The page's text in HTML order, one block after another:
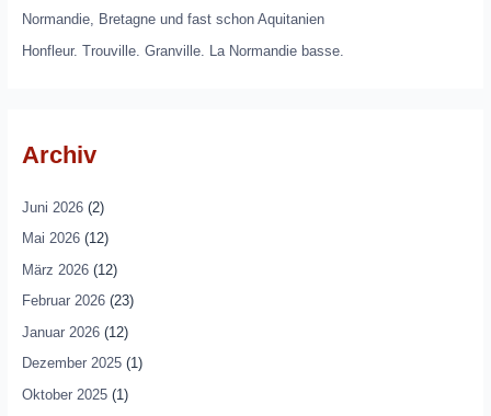
Normandie, Bretagne und fast schon Aquitanien
Honfleur. Trouville. Granville. La Normandie basse.
Archiv
Juni 2026(2)
Mai 2026(12)
März 2026(12)
Februar 2026(23)
Januar 2026(12)
Dezember 2025(1)
Oktober 2025(1)